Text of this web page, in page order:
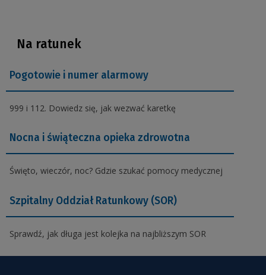
Na ratunek
Pogotowie i numer alarmowy
999 i 112. Dowiedz się, jak wezwać karetkę
Nocna i świąteczna opieka zdrowotna
Święto, wieczór, noc? Gdzie szukać pomocy medycznej
Szpitalny Oddział Ratunkowy (SOR)
Sprawdź, jak długa jest kolejka na najbliższym SOR